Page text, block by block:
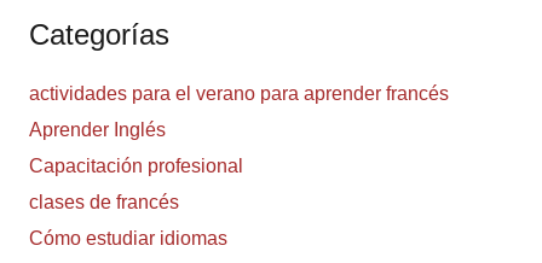
Categorías
actividades para el verano para aprender francés
Aprender Inglés
Capacitación profesional
clases de francés
Cómo estudiar idiomas